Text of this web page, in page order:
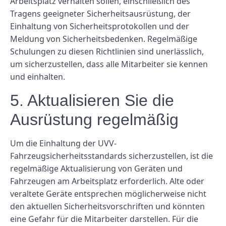
Tragens geeigneter Sicherheitsausrüstung, der
Einhaltung von Sicherheitsprotokollen und der
Meldung von Sicherheitsbedenken. Regelmäßige
Schulungen zu diesen Richtlinien sind unerlässlich,
um sicherzustellen, dass alle Mitarbeiter sie kennen
und einhalten.
5. Aktualisieren Sie die
Ausrüstung regelmäßig
Um die Einhaltung der UVV-
Fahrzeugsicherheitsstandards sicherzustellen, ist die
regelmäßige Aktualisierung von Geräten und
Fahrzeugen am Arbeitsplatz erforderlich. Alte oder
veraltete Geräte entsprechen möglicherweise nicht
den aktuellen Sicherheitsvorschriften und könnten
eine Gefahr für die Mitarbeiter darstellen. Für die